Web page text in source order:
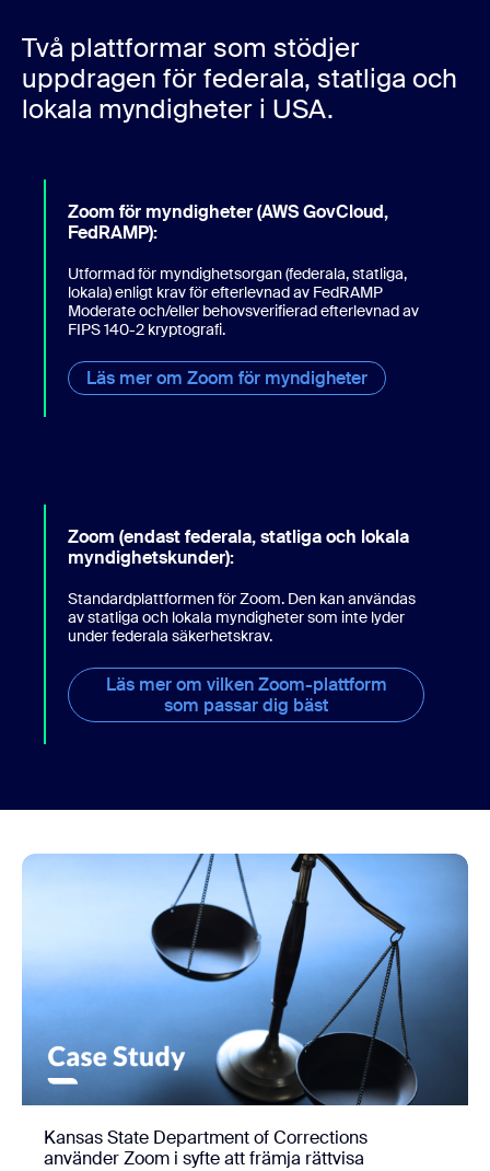
Två plattformar som stödjer
uppdragen för federala, statliga och
lokala myndigheter i USA.
Zoom för myndigheter (AWS GovCloud,
FedRAMP):
Utformad för myndighetsorgan (federala, statliga,
lokala) enligt krav för efterlevnad av FedRAMP
Moderate och/eller behovsverifierad efterlevnad av
FIPS 140-2 kryptografi.
Läs mer om Zoom för myndigheter
Zoom (endast federala, statliga och lokala
myndighetskunder):
Standardplattformen för Zoom. Den kan användas
av statliga och lokala myndigheter som inte lyder
under federala säkerhetskrav.
Läs mer om vilken Zoom-plattform
som passar dig bäst
Kansas State Department of Corrections
använder Zoom i syfte att främja rättvisa